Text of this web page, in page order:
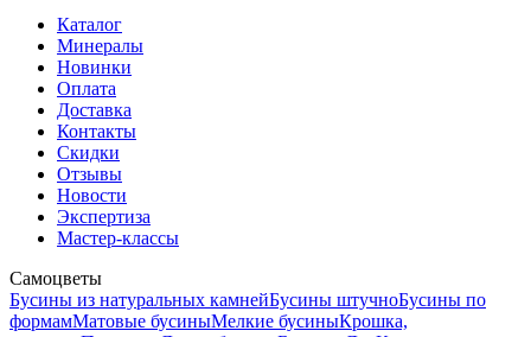
Каталог
Минералы
Новинки
Оплата
Доставка
Контакты
Скидки
Отзывы
Новости
Экспертиза
Мастер-классы
Самоцветы
Бусины из натуральных камнейБусины штучноБусины по
формамМатовые бусиныМелкие бусиныКрошка,